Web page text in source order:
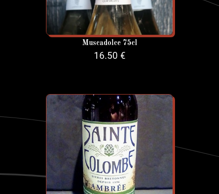
Muscadolce 75cl
16.50 €